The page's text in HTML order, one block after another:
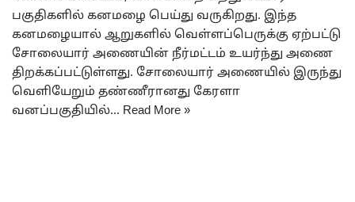
பகுதிகளில் கனமழை பெய்து வருகிறது. இந்த
கனமழையால் ஆறுகளில் வெள்ளப்பெருக்கு ஏற்பட்டு
சோலையார் அணையின் நீர்மட்டம் உயர்ந்து அணை
திறக்கப்பட்டுள்ளது. சோலையார் அணையில் இருந்து
வெளியேறும் தண்ணீரானது கேரளா
வனப்பகுதியில்… Read More »